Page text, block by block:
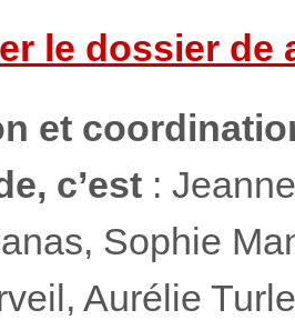
le dossier de
et
c’est :
Sophie
Aurélie